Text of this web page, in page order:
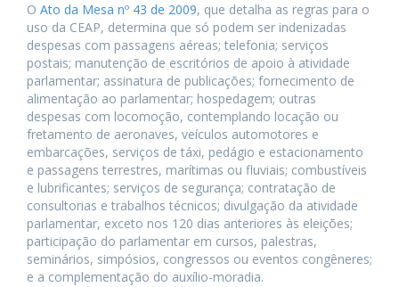
O Ato da Mesa nº 43 de 2009, que detalha as regras para o
uso da CEAP, determina que só podem ser indenizadas
despesas com passagens aéreas; telefonia; serviços
postais; manutenção de escritórios de apoio à atividade
parlamentar; assinatura de publicações; fornecimento de
alimentação ao parlamentar; hospedagem; outras
despesas com locomoção, contemplando locação ou
fretamento de aeronaves, veículos automotores e
embarcações, serviços de táxi, pedágio e estacionamento
e passagens terrestres, marítimas ou fluviais; combustíveis
e lubrificantes; serviços de segurança; contratação de
consultorias e trabalhos técnicos; divulgação da atividade
parlamentar, exceto nos 120 dias anteriores às eleições;
participação do parlamentar em cursos, palestras,
seminários, simpósios, congressos ou eventos congêneres;
e a complementação do auxílio-moradia.